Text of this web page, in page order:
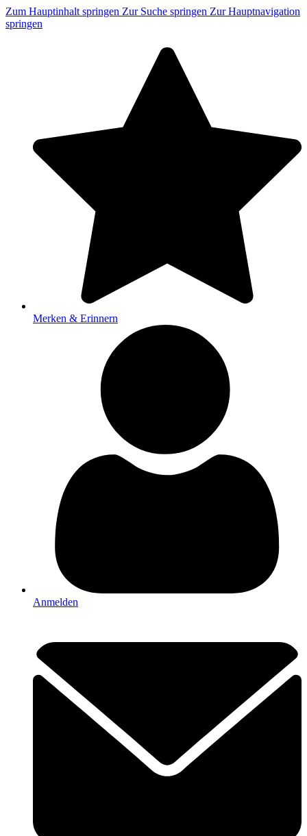
Zum Hauptinhalt springen Zur Suche springen Zur Hauptnavigation
springen
Merken & Erinnern
Anmelden